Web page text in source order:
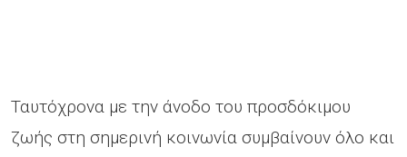
Ταυτόχρονα με την άνοδο του προσδόκιμου
ζωής στη σημερινή κοινωνία συμβαίνουν όλο και